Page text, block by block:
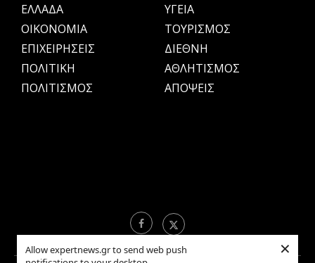
Allow expertnews.gr to send web push
×
ΕΛΛΑΔΑ
OIKONOMIA
ΕΠΙΧΕΙΡΗΣΕΙΣ
ΠΟΛΙΤΙΚΗ
ΠΟΛΙΤΙΣΜΟΣ
ΥΓΕΙΑ
ΤΟΥΡΙΣΜΟΣ
ΔΙΕΘΝΗ
ΑΘΛΗΤΙΣΜΟΣ
ΑΠΟΨΕΙΣ